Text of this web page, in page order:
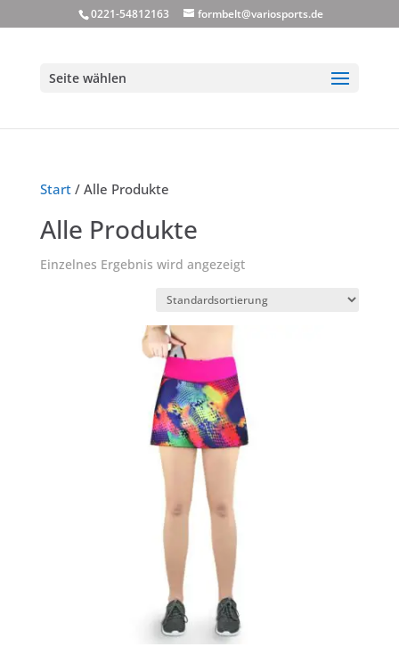
0221-54812163 formbelt@variosports.de
Seite wählen
Start/ Alle Produkte
Alle Produkte
Einzelnes Ergebnis wird angezeigt